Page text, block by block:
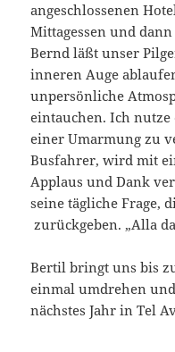
angeschlossenen
Mittagessen und
Bernd läßt unser
inneren Auge
unpersönliche
eintauchen. Ich
einer Umarmung zu
Busfahrer, wird mit
Applaus und Dank
seine tägliche Frage,
zurückgeben. „Alla
Bertil bringt uns bis
einmal umdrehen
nächstes Jahr in Tel